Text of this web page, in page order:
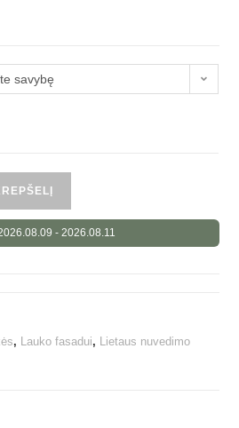
savybę
- 2026.08.11
, Lauko fasadui, Lietaus nuvedimo